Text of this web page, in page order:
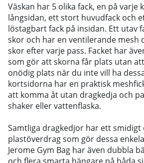
Väskan har 5 olika fack, en på varje
långsidan, ett stort huvudfack och
löstagbart fack på insidan. Ett utav
skor och har en ventilerande mesh
skor efter varje pass. Facket har
som gör att skorna får plats utan
onödig plats när du inte vill ha
kortsidorna har en praktisk
att komma åt utan dragkedja och
shaker eller vattenflaska.
Samtliga dragkedjor har ett
plastöverdrag som gör dessa
Jerome Gym Bag har även dubbla